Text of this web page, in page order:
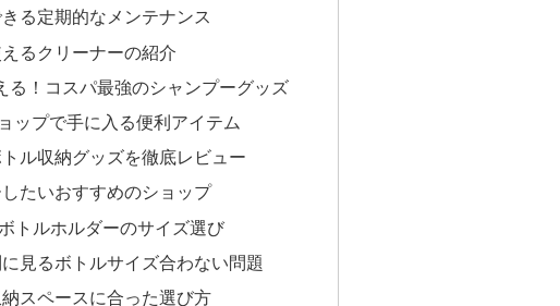
る定期的なメンテナンス
るクリーナーの紹介
る！コスパ最強のシャンプーグッズ
ップで手に入る便利アイテム
トル収納グッズを徹底レビュー
たいおすすめのショップ
トルホルダーのサイズ選び
見るボトルサイズ合わない問題
スペースに合った選び方